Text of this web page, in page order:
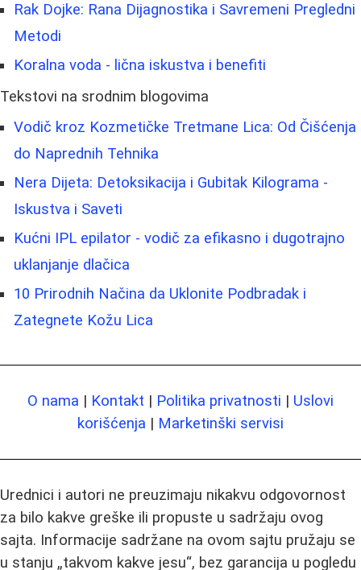
Rak Dojke: Rana Dijagnostika i Savremeni Pregledni
Metodi
Koralna voda - lična iskustva i benefiti
Tekstovi na srodnim blogovima
Vodič kroz Kozmetičke Tretmane Lica: Od Čišćenja
do Naprednih Tehnika
Nera Dijeta: Detoksikacija i Gubitak Kilograma -
Iskustva i Saveti
Kućni IPL epilator - vodič za efikasno i dugotrajno
uklanjanje dlačica
10 Prirodnih Načina da Uklonite Podbradak i
Zategnete Kožu Lica
O nama | Kontakt | Politika privatnosti | Uslovi
korišćenja | Marketinški servisi
Urednici i autori ne preuzimaju nikakvu odgovornost
za bilo kakve greške ili propuste u sadržaju ovog
sajta. Informacije sadržane na ovom sajtu pružaju se
u stanju „takvom kakve jesu“, bez garancija u pogledu